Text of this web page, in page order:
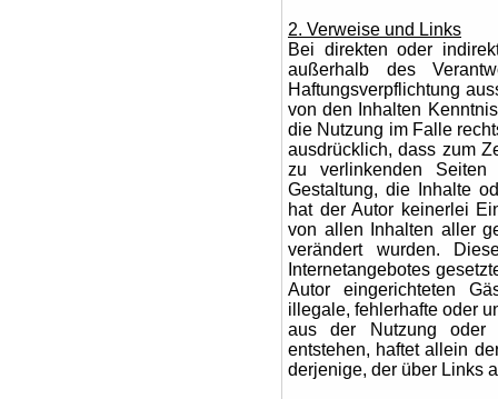
2. Verweise und Links
Bei direkten oder
außerhalb des
Haftungsverpflichtung
von den Inhalten
die Nutzung im Falle
ausdrücklich, dass zum
zu verlinkenden
Gestaltung, die Inhalte
hat der Autor keinerlei
von allen Inhalten aller
verändert wurden.
Internetangebotes
Autor eingerichteten
illegale, fehlerhafte oder
aus der Nutzung oder
entstehen, haftet allein
derjenige, der über Links